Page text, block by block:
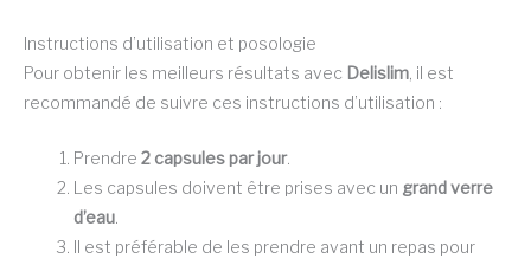
Instructions d’utilisation et posologie
Pour obtenir les meilleurs résultats avec Delislim , il est
recommandé de suivre ces instructions d’utilisation :
Prendre 2 capsules par jour.
Les capsules doivent être prises avec un grand verre
d’eau
Il est préférable de les prendre avant un repas pour